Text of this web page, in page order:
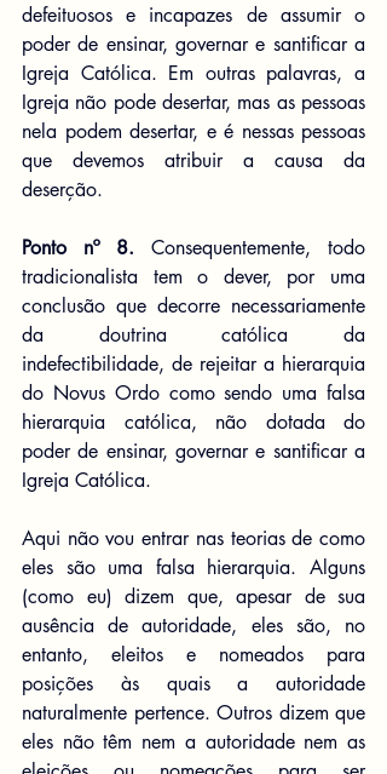
defeituosos e incapazes de assumir o
poder de ensinar, governar e santificar a
Igreja Católica. Em outras palavras, a
Igreja não pode desertar, mas as pessoas
nela podem desertar, e é nessas pessoas
que devemos atribuir a causa da
deserção.
Ponto nº 8. Consequentemente, todo
tradicionalista tem o dever, por uma
conclusão que decorre necessariamente
da doutrina católica da
indefectibilidade, de rejeitar a hierarquia
do Novus Ordo como sendo uma falsa
hierarquia católica, não dotada do
poder de ensinar, governar e santificar a
Igreja Católica.
Aqui não vou entrar nas teorias de como
eles são uma falsa hierarquia. Alguns
(como eu) dizem que, apesar de sua
ausência de autoridade, eles são, no
entanto, eleitos e nomeados para
posições às quais a autoridade
naturalmente pertence. Outros dizem que
eles não têm nem a autoridade nem as